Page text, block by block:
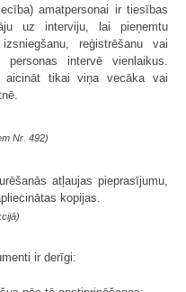
amatpersonai ir tiesības
uz interviju, lai pieņemtu
reģistrēšanu vai
intervē vienlaikus.
aicināt tikai viņa vecāka vai
Nr. 492)
atļaujas pieprasījumu,
kopijas.
ir derīgi: